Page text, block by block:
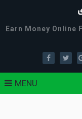
Earn Money Online
MENU